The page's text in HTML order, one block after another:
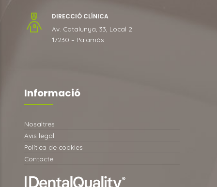
DIRECCIÓ CLÍNICA
Av. Catalunya, 33, Local 2
17230 – Palamós
Informació
Nosaltres
Avis legal
Política de cookies
Contacte